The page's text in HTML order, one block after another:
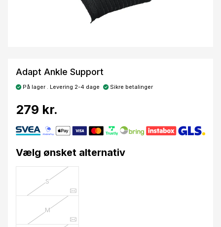
Adapt Ankle Support
På lager . Levering 2-4 dage Sikre betalinger
279 kr.
Vælg ønsket alternativ
S
M